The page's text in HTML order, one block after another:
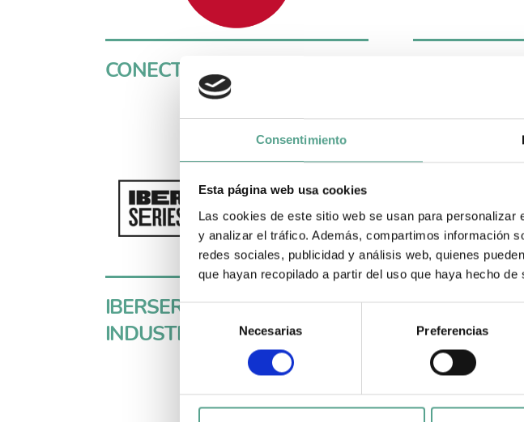
Consentimiento
Esta página web usa cookies
Las cookies de este sitio web se usan para
y analizar el tráfico. Además, compartimos información
redes sociales, publicidad y análisis web, quienes
que hayan recopilado a partir del uso que haya hecho de
S
Necesarias Preferencias
CONECTA FICTION
IBERSERIES PLATINO
INDUSTRIA
MIPCOM